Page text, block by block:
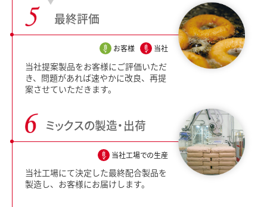
最終評価
お客様 当社
当社提案製品をお客様にご評価いただ
き、問題があれば速やかに改良、再提
案させていただきます。
ミックスの製造・出荷
当社工場での生産
当社工場にて決定した最終配合製品を
製造し、お客様にお届けします。